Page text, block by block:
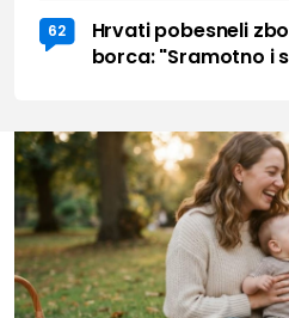
62
Hrvati pobesneli
borca: "Sramotno i